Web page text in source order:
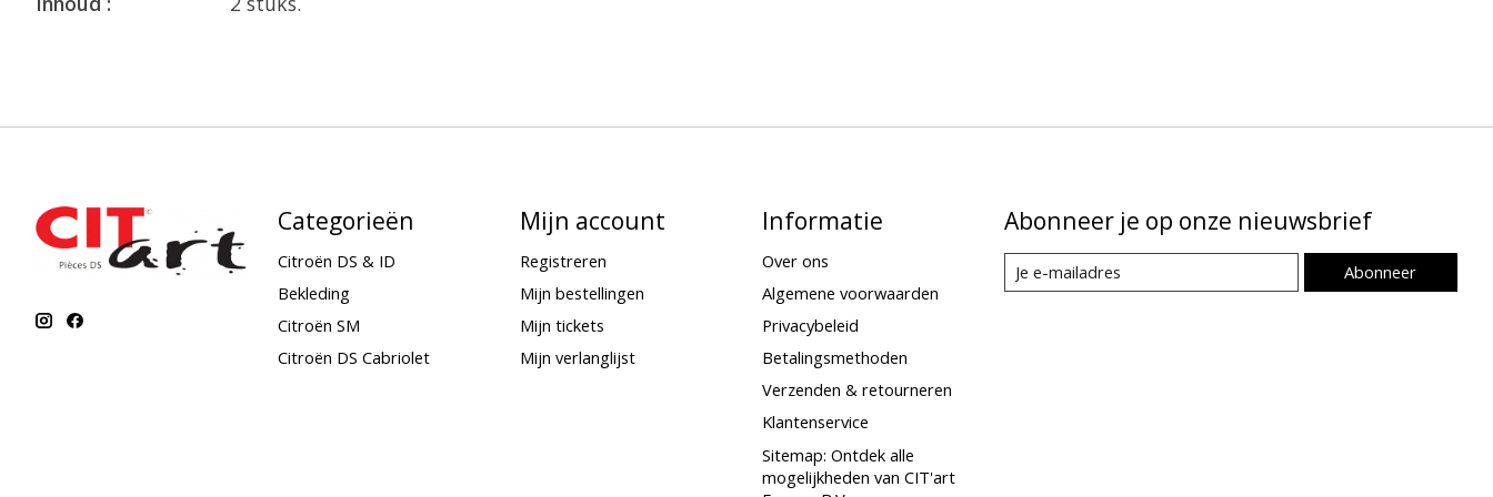
Categorieën
Citroën DS & ID
Bekleding
Citroën SM
Citroën DS Cabriolet
Mijn account
Registreren
Mijn bestellingen
Mijn tickets
Mijn verlanglijst
Informatie
Over ons
Algemene voorwaarden
Privacybeleid
Betalingsmethoden
Verzenden & retourneren
Klantenservice
Sitemap: Ontdek alle
mogelijkheden van CIT'art
Abonneer je op onze nieuwsbrief
Abonneer